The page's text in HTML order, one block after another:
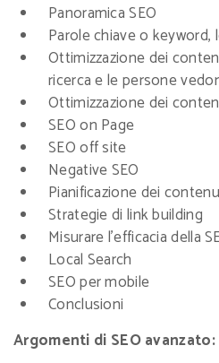
Panoramica SEO
Parole chiave o keyword,
Ottimizzazione dei
ricerca e le persone
Ottimizzazione dei
SEO on Page
SEO off site
Negative SEO
Pianificazione dei
Strategie di link building
Misurare l’efficacia della
Local Search
SEO per mobile
Conclusioni
Argomenti di SEO avanzato: